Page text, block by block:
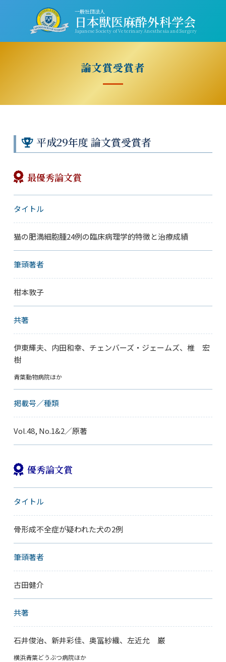
一般社団法人
日本獣医麻酔外科学会
Japanese Society of Veterinary Anesthesia and Surgery
論文賞受賞者
平成29年度 論文賞受賞者
最優秀論文賞
タイトル
猫の肥満細胞腫24例の臨床病理学的特徴と治療成績
筆頭著者
柑本敦子
共著
伊東輝夫、内田和幸、チェンバーズ・ジェームズ、椎 宏
樹
青葉動物病院ほか
掲載号／種類
Vol.48, No.1&2／原著
優秀論文賞
タイトル
骨形成不全症が疑われた犬の2例
筆頭著者
古田健介
共著
石井俊治、新井彩佳、奥冨紗織、左近允 巌
横浜青葉どうぶつ病院ほか